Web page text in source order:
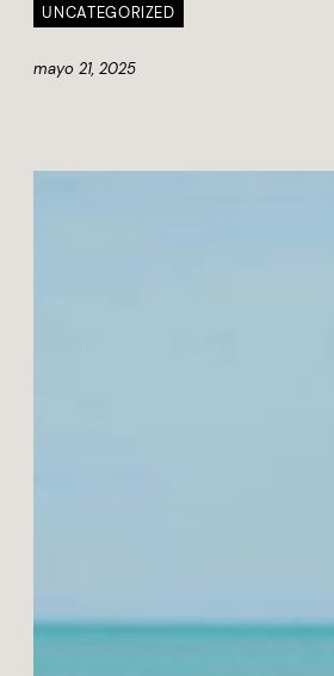
UNCATEGORIZED
mayo 21, 2025